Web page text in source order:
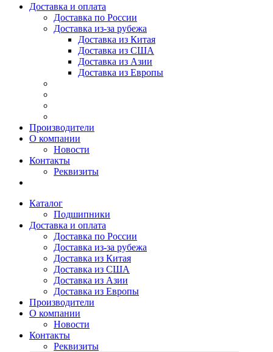
Доставка и оплата
Доставка по России
Доставка из-за рубежа
Доставка из Китая
Доставка из США
Доставка из Азии
Доставка из Европы
Производители
О компании
Новости
Контакты
Реквизиты
Каталог
Подшипники
Доставка и оплата
Доставка по России
Доставка из-за рубежа
Доставка из Китая
Доставка из США
Доставка из Азии
Доставка из Европы
Производители
О компании
Новости
Контакты
Реквизиты